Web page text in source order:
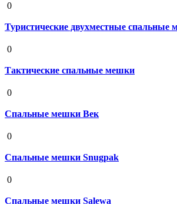
0
Туристические двухместные спальные
0
Тактические спальные мешки
0
Спальные мешки Век
0
Спальные мешки Snugpak
0
Спальные мешки Salewa